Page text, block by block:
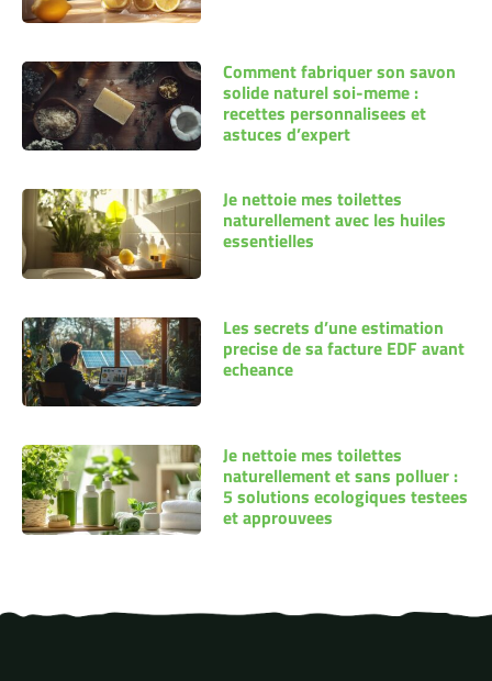
Comment fabriquer son savon
solide naturel soi-meme :
recettes personnalisees et
astuces d’expert
Je nettoie mes toilettes
naturellement avec les huiles
essentielles
Les secrets d’une estimation
precise de sa facture EDF avant
echeance
Je nettoie mes toilettes
naturellement et sans polluer :
5 solutions ecologiques testees
et approuvees